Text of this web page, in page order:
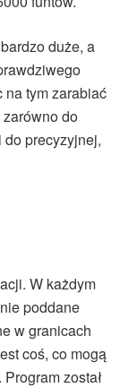
duże, a
na tym zarabiać
do
precyzyjnej,
W każdym
poddane
w granicach
coś, co mogą
został